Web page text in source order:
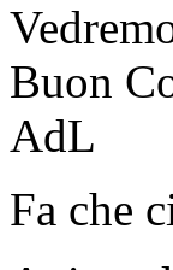
Buon
AdL
Fa che